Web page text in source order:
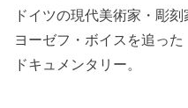
ドイツの現代美術家・彫刻
ヨーゼフ・ボイスを追った
ドキュメンタリー。